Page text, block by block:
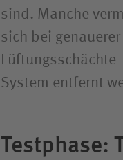
sind. Manche
sich bei
System entfernt
Testphase: